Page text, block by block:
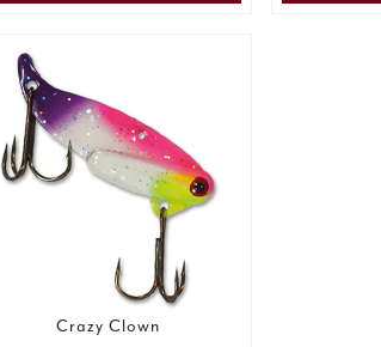
Crazy Clown